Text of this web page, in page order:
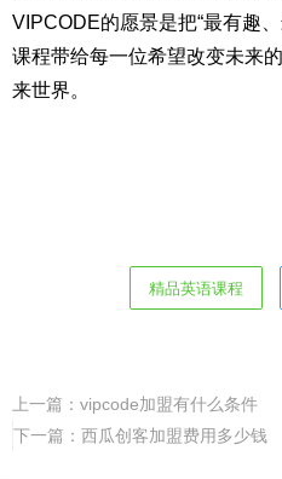
VIPCODE的愿景是把“最有趣
课程带给每一位希望改变未来
来世界。
精品英语课程
上一篇： vipcode加盟有什么条件
下一篇： 西瓜创客加盟费用多少钱